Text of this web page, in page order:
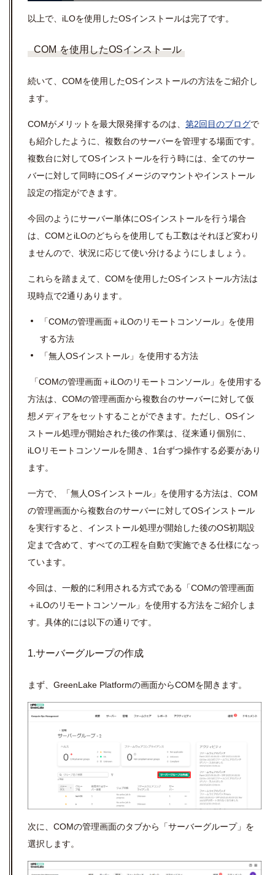
以上で、iLOを使用したOSインストールは完了です。
COM を使用したOSインストール
続いて、COMを使用したOSインストールの方法をご紹介し
ます。
COMがメリットを最大限発揮するのは、 第2回目のブログで
も紹介したように、複数台のサーバーを管理する場面です。
複数台に対してOSインストールを行う時には、全てのサー
バーに対して同時にOSイメージのマウントやインストール
設定の指定ができます。
今回のようにサーバー単体にOSインストールを行う場合
は、 COMと iLOのどちらを使用しても工数はそれほど変わり
ませんので、状況に応じて使い分けるようにしましょう。
これらを踏まえて、 COMを使用したOSインストール方法は
現時点で2通りあります。
「COMの管理画面＋ iLOのリモートコンソール」を使用
する方法
「無人OSインストール」を使用する方法
「COMの管理画面＋ iLOのリモートコンソール」を使用する
方法は、 COMの管理画面から複数台のサーバーに対して仮
想メディアをセットすることができます。ただし、OSイン
ストール処理が開始された後の作業は、従来通り個別に、
iLOリモートコンソールを開き、1台ずつ操作する必要があり
ます。
一方で、「無人OSインストール」を使用する方法は、 COM
の管理画面から複数台のサーバーに対してOSインストール
を実行すると、インストール処理が開始した後のOS初期設
定まで含めて、すべての工程を自動で実施できる仕様になっ
ています。
今回は、一般的に利用される方式である「COMの管理画面
＋ iLOのリモートコンソール」を使用する方法をご紹介しま
す。具体的には以下の通りです。
1.サーバーグループの作成
まず、 GreenLake Platformの画面からCOMを開きます。
次に、 COMの管理画面のタブから「サーバーグループ」を
選択します。